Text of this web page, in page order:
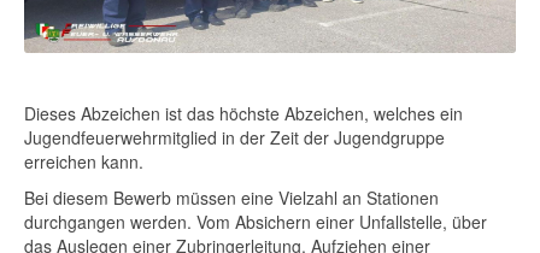
Dieses Abzeichen ist das höchste Abzeichen, welches ein
Jugendfeuerwehrmitglied in der Zeit der Jugendgruppe
erreichen kann.
Bei diesem Bewerb müssen eine Vielzahl an Stationen
durchgangen werden. Vom Absichern einer Unfallstelle, über
das Auslegen einer Zubringerleitung, Aufziehen einer